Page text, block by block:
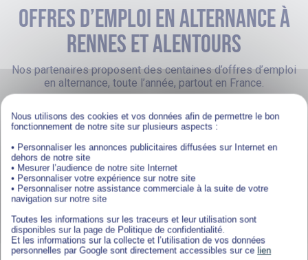
Offres d’emploi en alternance à
rennes et alentours
Nos partenaires proposent des centaines d’offres d’emploi
en alternance, toute l’année, partout en France.
Alternance Ingénieur développement -
Rennes (F/H)
RENNES
DÉPOSER SA CANDIDATURE
Développement Web / Informatique
Nous utilisons des cookies et vos données afin de permettre le bon
fonctionnement de notre site sur plusieurs aspects :
• Personnaliser les annonces publicitaires diffusées sur Internet en
dehors de notre site
• Mesurer l’audience de notre site Internet
• Personnaliser votre expérience sur notre site
• Personnaliser notre assistance commerciale à la suite de votre
navigation sur notre site
Toutes les informations sur les traceurs et leur utilisation sont
disponibles sur la page de Politique de confidentialité.
Et les informations sur la collecte et l’utilisation de vos données
personnelles par Google sont directement accessibles sur ce lien